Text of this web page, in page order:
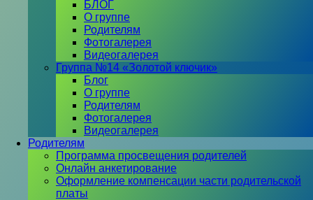
БЛОГ
О группе
Родителям
Фотогалерея
Видеогалерея
Группа №14 «Золотой ключик»
Блог
О группе
Родителям
Фотогалерея
Видеогалерея
Родителям
Программа просвещения родителей
Онлайн анкетирование
Оформление компенсации части родительской
платы